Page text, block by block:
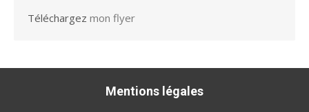
Téléchargez mon flyer
Mentions légales